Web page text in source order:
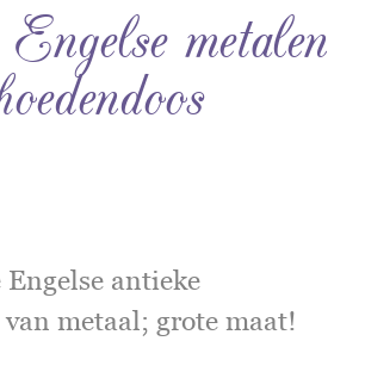
metalen
antieke
van metaal; grote maat!